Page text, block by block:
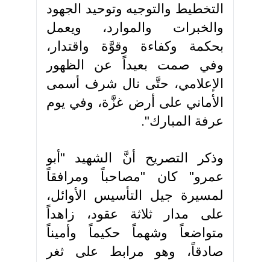
التخطيط والتوجيه وتوحيد الجهود
والخبرات والموارد، ويعمل
بحكمة وكفاءة وقوَّة واقتدار،
وفي صمت بعيداً عن الظهور
الإعلامي، حتَّى نال شرف أسمى
الأماني على أرض غزَّة، وفي يوم
عرفة المبارك".
وذكر التصريح أنَّ الشهيد "أبو
عمرو" كان "مصاحباً ومرافقاً
لمسيرة جيل التأسيس الأوائل،
على مدار ثلاثة عقود، زاهداً
متواضعاً وشهماً حكيماً وأميناً
صادقاً، وهو مرابط على ثغر